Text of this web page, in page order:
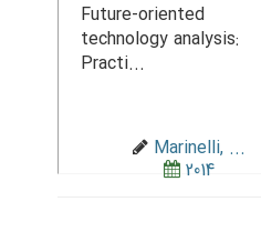
Future-oriented
technology analysis:
Practi...
Marinelli, ...
2014